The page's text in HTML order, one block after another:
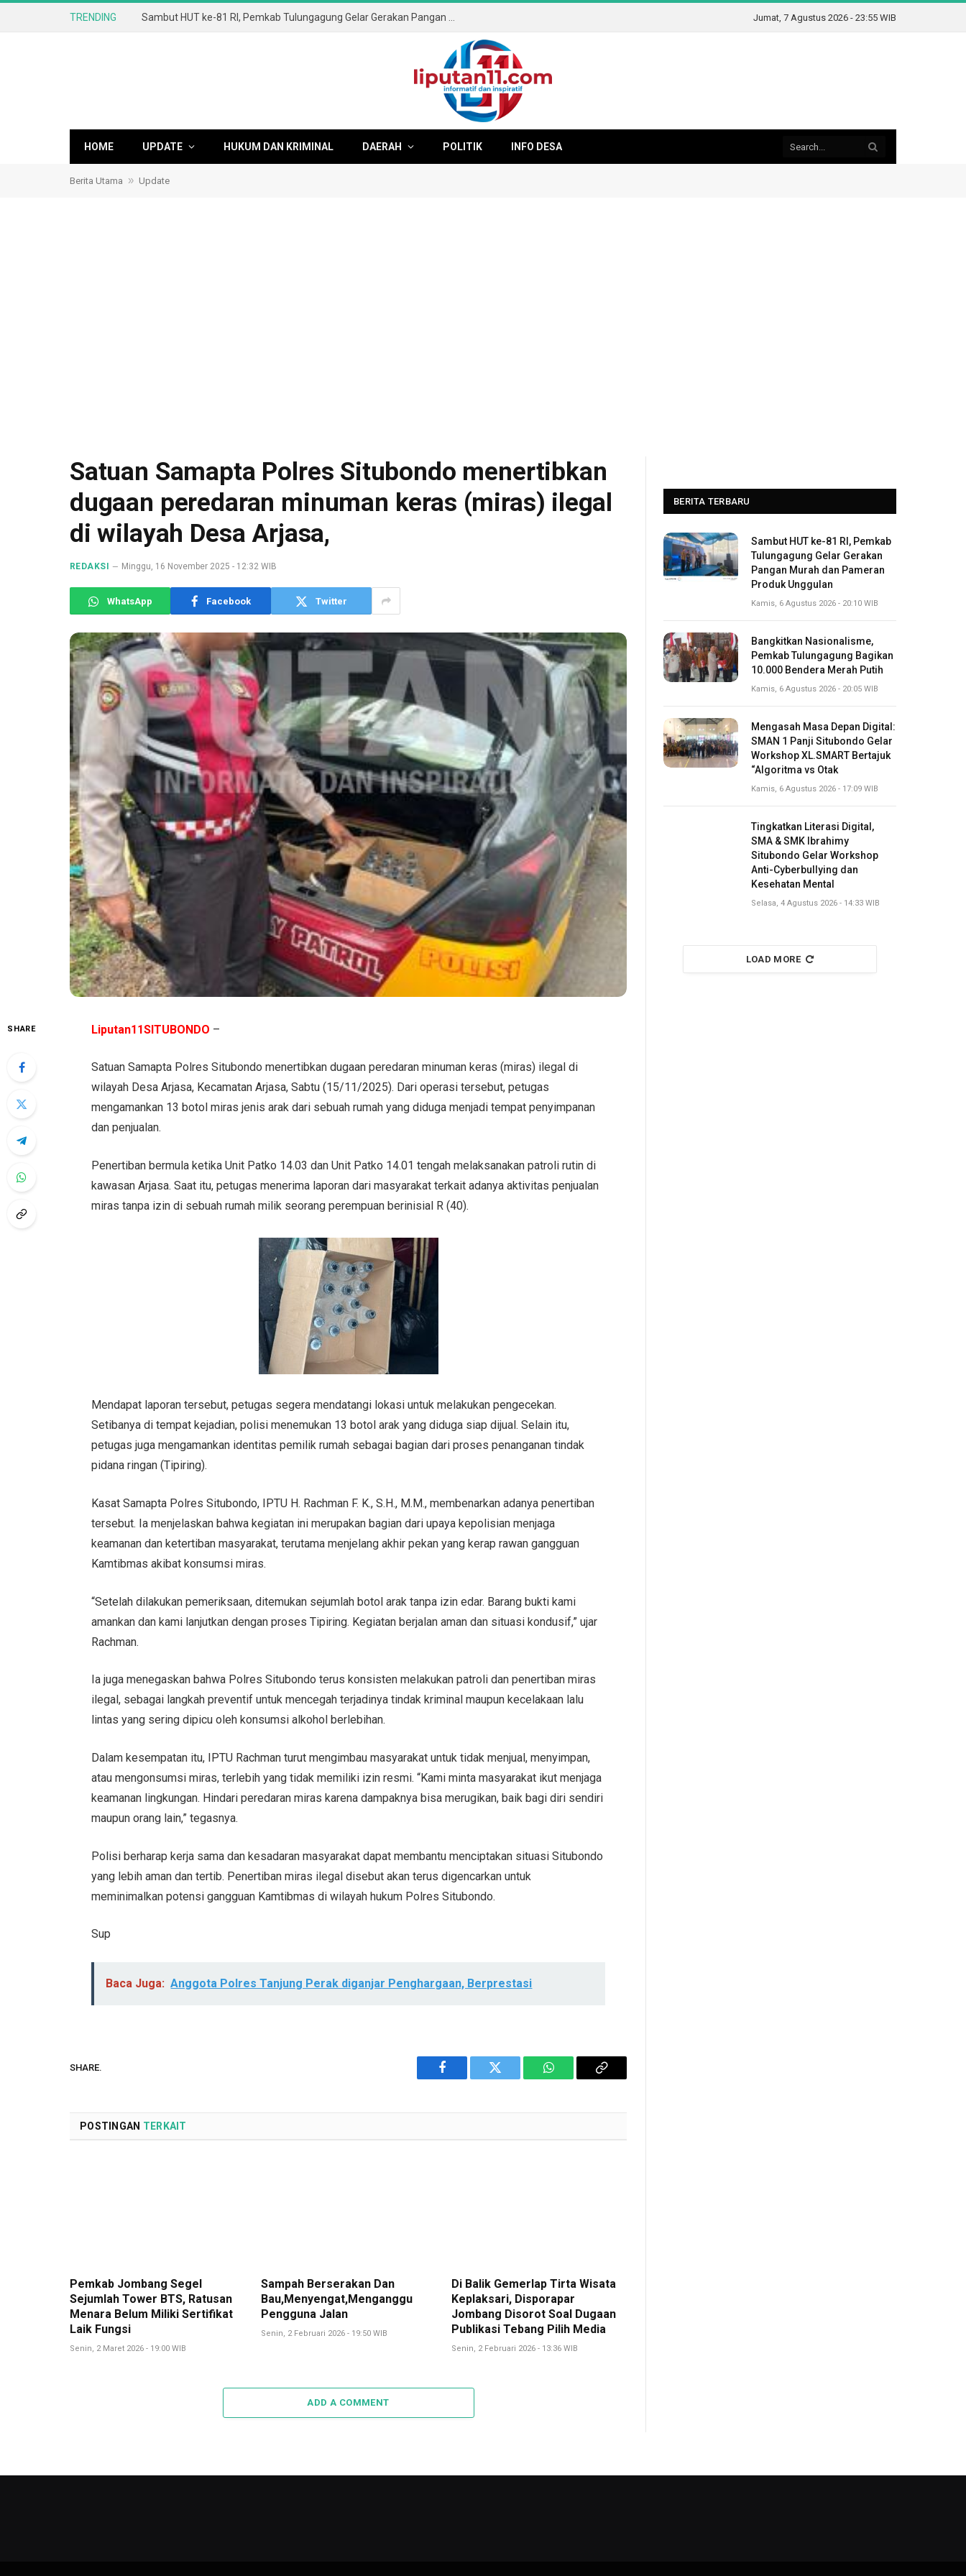
TRENDING Jumat, 7 Agustus 2026 - 23:55 WIB
HOME UPDATE HUKUM DAN KRIMINAL DAERAH POLITIK INFO DESA
Berita Utama » Update
Satuan Samapta Polres Situbondo menertibkan
dugaan peredaran minuman keras (miras) ilegal
di wilayah Desa Arjasa,
REDAKSI Minggu, 16 November 2025 - 12:32 WIB
WhatsApp Facebook Twitter
SHARE Liputan11SITUBONDO –
Satuan Samapta Polres Situbondo menertibkan dugaan peredaran minuman keras (miras) ilegal di
wilayah Desa Arjasa, Kecamatan Arjasa, Sabtu (15/11/2025). Dari operasi tersebut, petugas
mengamankan 13 botol miras jenis arak dari sebuah rumah yang diduga menjadi tempat penyimpanan
dan penjualan.
Penertiban bermula ketika Unit Patko 14.03 dan Unit Patko 14.01 tengah melaksanakan patroli rutin di
kawasan Arjasa. Saat itu, petugas menerima laporan dari masyarakat terkait adanya aktivitas penjualan
miras tanpa izin di sebuah rumah milik seorang perempuan berinisial R (40).
Mendapat laporan tersebut, petugas segera mendatangi lokasi untuk melakukan pengecekan.
Setibanya di tempat kejadian, polisi menemukan 13 botol arak yang diduga siap dijual. Selain itu,
petugas juga mengamankan identitas pemilik rumah sebagai bagian dari proses penanganan tindak
pidana ringan (Tipiring).
Kasat Samapta Polres Situbondo, IPTU H. Rachman F. K., S.H., M.M., membenarkan adanya penertiban
tersebut. Ia menjelaskan bahwa kegiatan ini merupakan bagian dari upaya kepolisian menjaga
keamanan dan ketertiban masyarakat, terutama menjelang akhir pekan yang kerap rawan gangguan
Kamtibmas akibat konsumsi miras.
“Setelah dilakukan pemeriksaan, ditemukan sejumlah botol arak tanpa izin edar. Barang bukti kami
amankan dan kami lanjutkan dengan proses Tipiring. Kegiatan berjalan aman dan situasi kondusif,” ujar
Rachman.
Ia juga menegaskan bahwa Polres Situbondo terus konsisten melakukan patroli dan penertiban miras
ilegal, sebagai langkah preventif untuk mencegah terjadinya tindak kriminal maupun kecelakaan lalu
lintas yang sering dipicu oleh konsumsi alkohol berlebihan.
Dalam kesempatan itu, IPTU Rachman turut mengimbau masyarakat untuk tidak menjual, menyimpan,
atau mengonsumsi miras, terlebih yang tidak memiliki izin resmi. “Kami minta masyarakat ikut menjaga
keamanan lingkungan. Hindari peredaran miras karena dampaknya bisa merugikan, baik bagi diri sendiri
maupun orang lain,” tegasnya.
Polisi berharap kerja sama dan kesadaran masyarakat dapat membantu menciptakan situasi Situbondo
yang lebih aman dan tertib. Penertiban miras ilegal disebut akan terus digencarkan untuk
meminimalkan potensi gangguan Kamtibmas di wilayah hukum Polres Situbondo.
Sup
Baca Juga: Anggota Polres Tanjung Perak diganjar Penghargaan, Berprestasi
SHARE.
Facebook Twitter WhatsAppCopy
POSTINGAN TERKAIT
Pemkab Jombang Segel
Sejumlah Tower BTS, Ratusan
Menara Belum Miliki Sertifikat
Laik Fungsi
Senin, 2 Maret 2026 - 19:00 WIB
Sampah Berserakan Dan
Bau,Menyengat,Menganggu
Pengguna Jalan
Senin, 2 Februari 2026 - 19:50 WIB
Di Balik Gemerlap Tirta Wisata
Keplaksari, Disporapar
Jombang Disorot Soal Dugaan
Publikasi Tebang Pilih Media
Senin, 2 Februari 2026 - 13:36 WIB
ADD A COMMENT
BERITA TERBARU
Sambut HUT ke-81 RI, Pemkab
Tulungagung Gelar Gerakan
Pangan Murah dan Pameran
Produk Unggulan
Kamis, 6 Agustus 2026 - 20:10 WIB
Bangkitkan Nasionalisme,
Pemkab Tulungagung Bagikan
10.000 Bendera Merah Putih
Kamis, 6 Agustus 2026 - 20:05 WIB
Mengasah Masa Depan Digital:
SMAN 1 Panji Situbondo Gelar
Workshop XL.SMART Bertajuk
“Algoritma vs Otak
Kamis, 6 Agustus 2026 - 17:09 WIB
Tingkatkan Literasi Digital,
SMA & SMK Ibrahimy
Situbondo Gelar Workshop
Anti-Cyberbullying dan
Kesehatan Mental
Selasa, 4 Agustus 2026 - 14:33 WIB
LOAD MORE